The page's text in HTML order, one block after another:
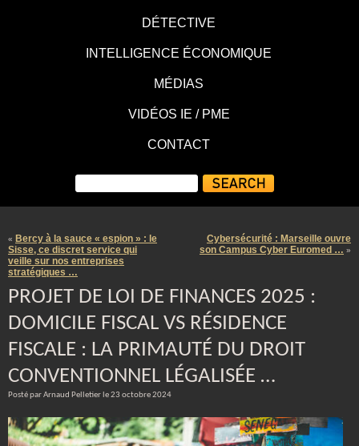
DÉTECTIVE
INTELLIGENCE ÉCONOMIQUE
MÉDIAS
VIDÉOS IE / PME
CONTACT
« Bercy à la sauce « espion » : le
Sisse, ce discret service qui
veille sur nos entreprises
stratégiques …
Cybersécurité : Marseille ouvre
son Campus Cyber Euromed … »
PROJET DE LOI DE FINANCES 2025 :
DOMICILE FISCAL VS RÉSIDENCE
FISCALE : LA PRIMAUTÉ DU DROIT
CONVENTIONNEL LÉGALISÉE …
Posté par Arnaud Pelletier le 23 octobre 2024